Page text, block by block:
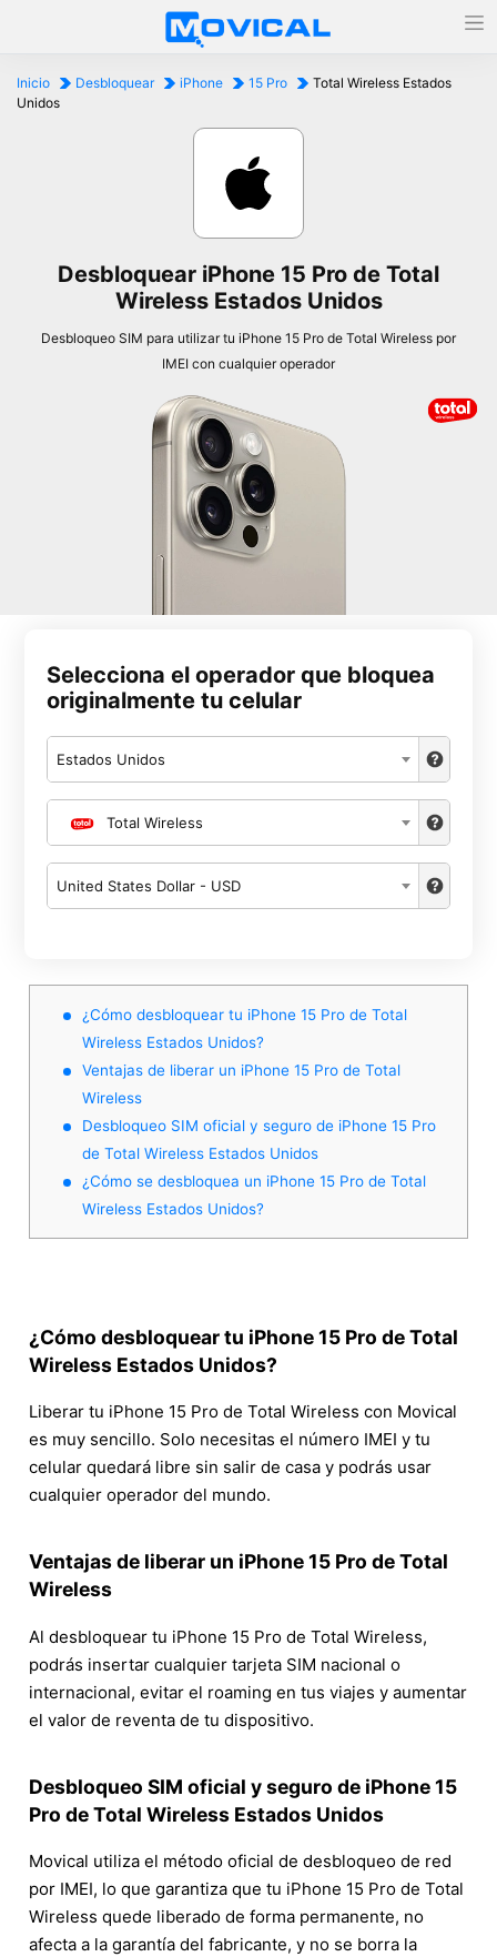
Inicio Desbloquear iPhone 15 Pro
Total Wireless Estados
Unidos
Desbloquear iPhone 15 Pro de Total
Wireless Estados Unidos
Desbloqueo SIM para utilizar tu iPhone 15 Pro de Total Wireless por
IMEI con cualquier operador
Selecciona el operador que bloquea
originalmente tu celular
Estados Unidos
Total Wireless
United States Dollar - USD
¿Cómo desbloquear tu iPhone 15 Pro de Total
Wireless Estados Unidos?
Ventajas de liberar un iPhone 15 Pro de Total
Wireless
Desbloqueo SIM oficial y seguro de iPhone 15 Pro
de Total Wireless Estados Unidos
¿Cómo se desbloquea un iPhone 15 Pro de Total
Wireless Estados Unidos?
¿Cómo desbloquear tu iPhone 15 Pro de Total
Wireless Estados Unidos?
Liberar tu iPhone 15 Pro de Total Wireless con Movical
es muy sencillo. Solo necesitas el número IMEI y tu
celular quedará libre sin salir de casa y podrás usar
cualquier operador del mundo.
Ventajas de liberar un iPhone 15 Pro de Total
Wireless
Al desbloquear tu iPhone 15 Pro de Total Wireless,
podrás insertar cualquier tarjeta SIM nacional o
internacional, evitar el roaming en tus viajes y aumentar
el valor de reventa de tu dispositivo.
Desbloqueo SIM oficial y seguro de iPhone 15
Pro de Total Wireless Estados Unidos
Movical utiliza el método oficial de desbloqueo de red
por IMEI, lo que garantiza que tu iPhone 15 Pro de Total
Wireless quede liberado de forma permanente, no
afecta a la garantía del fabricante, y no se borra la